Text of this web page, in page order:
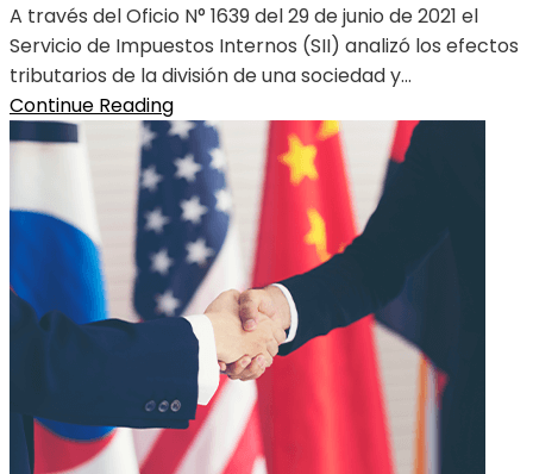
A través del Oficio N° 1639 del 29 de junio de 2021 el
Servicio de Impuestos Internos (SII) analizó los efectos
tributarios de la división de una sociedad y...
Continue Reading